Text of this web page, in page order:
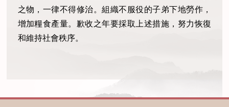
之物，一律不得修治。組織不服役的子弟下地勞作，
增加糧食產量。歉收之年要採取上述措施，努力恢復
和維持社會秩序。